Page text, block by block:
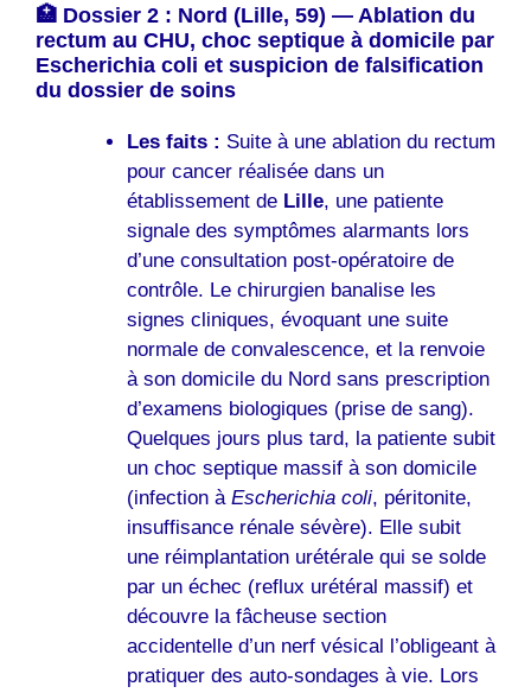
🏥 Dossier 2 : Nord (Lille, 59) — Ablation du
rectum au CHU, choc septique à domicile par
Escherichia coli et suspicion de falsification
du dossier de soins
Les faits : Suite à une ablation du rectum
pour cancer réalisée dans un
établissement de Lille, une patiente
signale des symptômes alarmants lors
d’une consultation post-opératoire de
contrôle. Le chirurgien banalise les
signes cliniques, évoquant une suite
normale de convalescence, et la renvoie
à son domicile du Nord sans prescription
d’examens biologiques (prise de sang).
Quelques jours plus tard, la patiente subit
un choc septique massif à son domicile
(infection à Escherichia coli, péritonite,
insuffisance rénale sévère). Elle subit
une réimplantation urétérale qui se solde
par un échec (reflux urétéral massif) et
découvre la fâcheuse section
accidentelle d’un nerf vésical l’obligeant à
pratiquer des auto-sondages à vie. Lors